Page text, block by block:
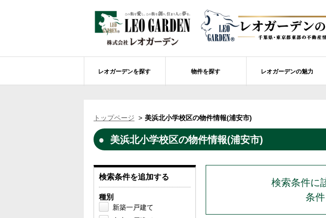
レオガーデンを探す
成田市のレオガーデン
レオガーデン新現場 造成工事のお知らせ
レオガーデン新船橋 紫吹の街Ⅱ レオガーデ
レオガーデン船橋法典 朝陽の街〔第1期〕 レオガーデン
物件を探す
市川市エリアの物件情報
土地を探す
市川市の学区から探す お預かり
レオガーデ
レオガーデンの魅力
レオ・グローブ カリフォルニア
モデルハウス
アフターメ
太陽光発電システム 自由設
住宅ローンのポイント
売却物件大募集
トップページ 美浜北小学校区の物件情報(浦安市)
美浜北小学校区の物件情報(浦安市)
検索条件に
条
検索条件を追加する
種別
新築一戸建て